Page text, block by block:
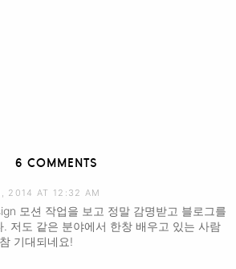
6 COMMENTS
2014 AT 12:32 AM
모션 작업을 보고 정말 감명받고 블로그를
저도 같은 분야에서 한창 배우고 있는 사람
기대되네요!